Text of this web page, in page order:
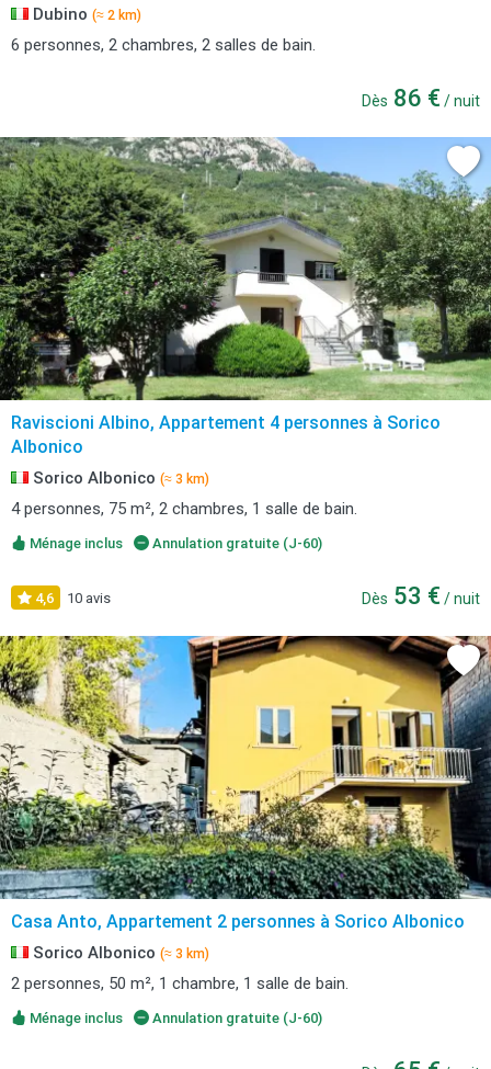
Dubino (≈ 2 km)
6 personnes, 2 chambres, 2 salles de bain.
Dès 86 € / nuit
Raviscioni Albino, Appartement 4 personnes à Sorico
Albonico
Sorico Albonico (≈ 3 km)
4 personnes, 75 m², 2 chambres, 1 salle de bain.
Ménage inclus Annulation gratuite (J-60)
4,6 10 avis Dès 53 € / nuit
Casa Anto, Appartement 2 personnes à Sorico Albonico
Sorico Albonico (≈ 3 km)
2 personnes, 50 m², 1 chambre, 1 salle de bain.
Ménage inclus Annulation gratuite (J-60)